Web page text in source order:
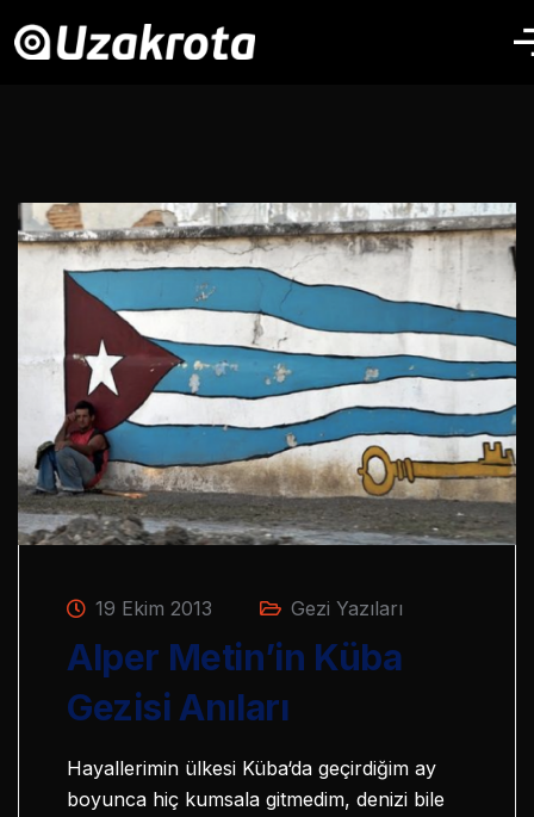
19 Ekim 2013 Gezi Yazıları
Alper Metin’in Küba
Gezisi Anıları
Hayallerimin ülkesi Küba‘da geçirdiğim ay
boyunca hiç kumsala gitmedim, denizi bile